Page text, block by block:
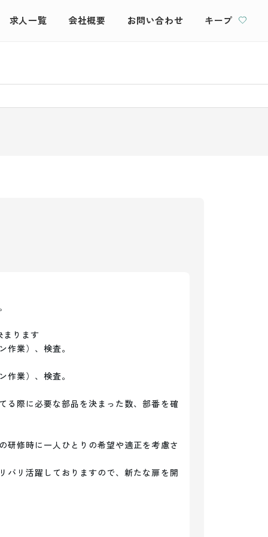
求人一覧 会社概要 お問い合わせ キープ
ります
業）、検査。
業）、検査。
る際に必要な部品を決まった数、部番を確
研修時に一人ひとりの希望や適正を考慮さ
バリ活躍しておりますので、新たな扉を開